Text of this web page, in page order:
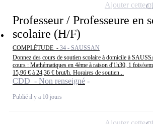
Professeur / Professeure en
scolaire (H/F)
COMPLÉTUDE - 34 - SAUSSAN
Donnez des cours de soutien scolaire à domicile à
cours : Mathématiques en 4ème à raison d'1h30, 1 fois/
15,96 € à 24,36 € brut/h. Horaires de soutien...
CDD - Non renseigné
Publié il y a 10 jours
Ajouter cette